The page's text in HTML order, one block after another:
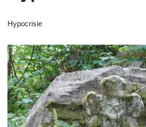
Hypocrisie